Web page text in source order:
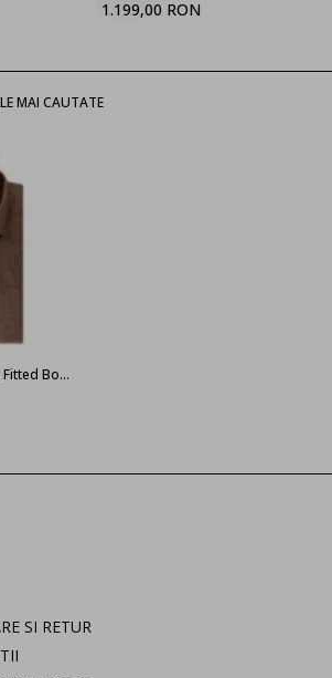
1.199,00 RON
MAI CAUTATE
Camasa Stenstroms, Fitted Body, Linen, Light Brown
SI RETUR